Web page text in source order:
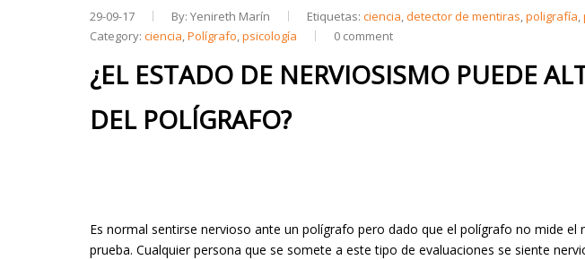
29-09-17 By: Yenireth Marín Etiquetas:ciencia ,detector de mentiras ,poligrafía ,
Category:ciencia ,Polígrafo ,psicología 0 comment
¿EL ESTADO DE NERVIOSISMO PUEDE
DEL POLÍGRAFO?
Es normal sentirse nervioso ante un polígrafo pero dado que el polígrafo no mide
prueba. Cualquier persona que se somete a este tipo de evaluaciones se siente